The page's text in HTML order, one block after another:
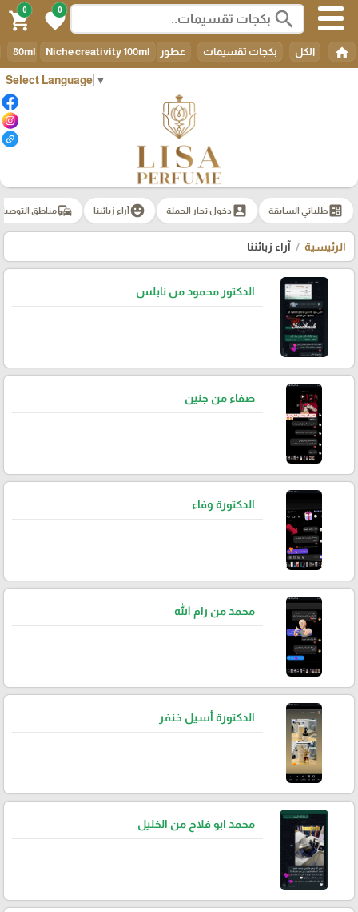
Select Language ▼
search
0
favorite
0
shopping_cart
home الكل بكجات تقسيمات عطور 80ml Niche creativity 100ml
ballotطلباتي السابقة account_box دخول تجار الجملة emoji_emotionsآراء زبائننا commuteمناطق
الرئيسية آراء زبائننا
الدكتور محمود من نابلس
صفاء من جنين
الدكتورة وفاء
محمد من رام الله
الدكتورة أسيل خنفر
محمد ابو فلاح من الخليل